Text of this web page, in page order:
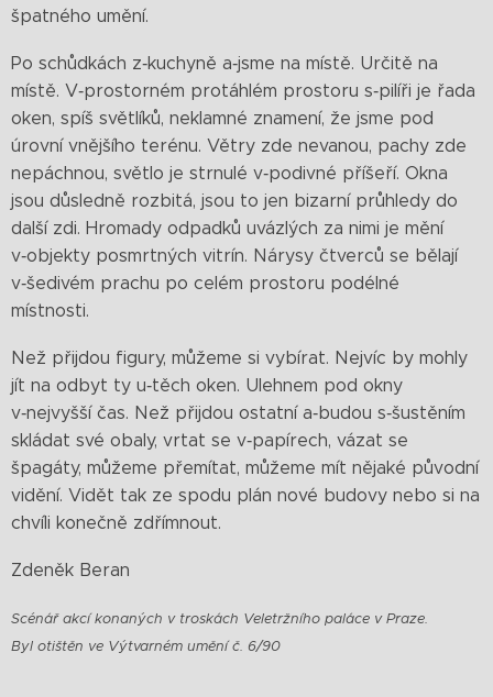
špatného umění.
Po schůdkách z‑kuchyně a‑jsme na místě. Určitě na
místě. V‑prostorném protáhlém prostoru s‑pilíři je řada
oken, spíš světlíků, neklamné znamení, že jsme pod
úrovní vnějšího terénu. Větry zde nevanou, pachy zde
nepáchnou, světlo je strnulé v‑podivné příšeří. Okna
jsou důsledně rozbitá, jsou to jen bizarní průhledy do
další zdi. Hromady odpadků uvázlých za nimi je mění
v‑objekty posmrtných vitrín. Nárysy čtverců se bělají
v‑šedivém prachu po celém prostoru podélné
místnosti.
Než přijdou figury, můžeme si vybírat. Nejvíc by mohly
jít na odbyt ty u‑těch oken. Ulehnem pod okny
v‑nejvyšší čas. Než přijdou ostatní a‑budou s‑šustěním
skládat své obaly, vrtat se v‑papírech, vázat se
špagáty, můžeme přemítat, můžeme mít nějaké původní
vidění. Vidět tak ze spodu plán nové budovy nebo si na
chvíli konečně zdřímnout.
Zdeněk Beran
Scénář akcí konaných v troskách Veletržního paláce v Praze.
Byl otištěn ve Výtvarném umění č. 6/90